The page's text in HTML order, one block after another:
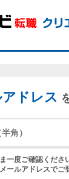
ドレス
一度ご確認くださ
ールアドレスでご